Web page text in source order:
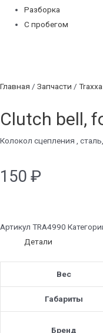
Разборка
С пробегом
Главная / Запчасти /
Clutch bell,
Колокол сцепления ,
150 ₽
Артикул TRA4990
Детали
Вес
Габариты
Бренд